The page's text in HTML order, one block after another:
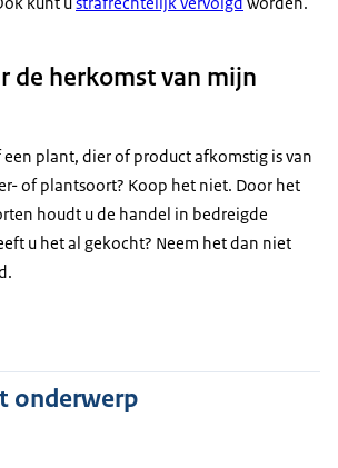
de herkomst van mijn
een plant, dier of product afkomstig is van
of plantsoort? Koop het niet. Door het
houdt u de handel in bedreigde
u het al gekocht? Neem het dan niet
onderwerp